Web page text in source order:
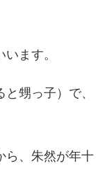
ます。
甥っ子）で、
ら、朱然が年十